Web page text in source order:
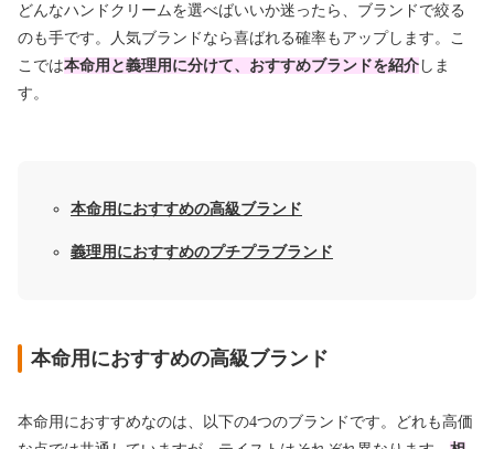
どんなハンドクリームを選べばいいか迷ったら、ブランドで絞る
のも手です。人気ブランドなら喜ばれる確率もアップします。こ
こでは本命用と義理用に分けて、おすすめブランドを紹介 しま
す。
本命用におすすめの高級ブランド
義理用におすすめのプチプラブランド
本命用におすすめの高級ブランド
本命用におすすめなのは、以下の4つのブランドです。どれも高価